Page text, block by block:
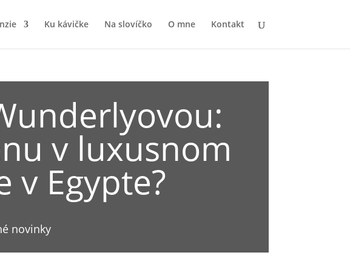
Ku kávičke Na slovíčko O mne Kontakt
v luxusnom
v Egypte?
novinky